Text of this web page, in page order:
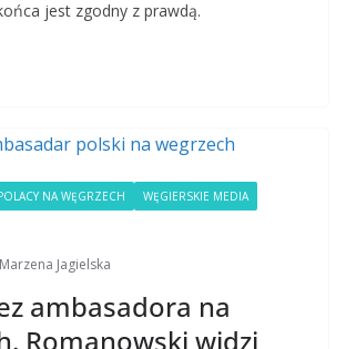
jest zgodny z prawdą.
NA WĘGRZECH
WĘGIERSKIE MEDIA
Marzena Jagielska
ambasadora na
Romanowski widzi